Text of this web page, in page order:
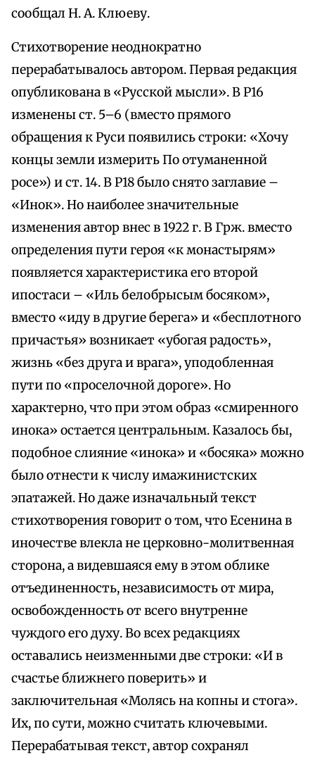
сообщал Н. А. Клюеву.
Стихотворение неоднократно
перерабатывалось автором. Первая редакция
опубликована в «Русской мысли». В Р16
изменены ст. 5–6 (вместо прямого
обращения к Руси появились строки: «Хочу
концы земли измерить По отуманенной
росе») и ст. 14. В Р18 было снято заглавие –
«Инок». Но наиболее значительные
изменения автор внес в 1922 г. В Грж. вместо
определения пути героя «к монастырям»
появляется характеристика его второй
ипостаси – «Иль белобрысым босяком»,
вместо «иду в другие берега» и «бесплотного
причастья» возникает «убогая радость»,
жизнь «без друга и врага», уподобленная
пути по «проселочной дороге». Но
характерно, что при этом образ «смиренного
инока» остается центральным. Казалось бы,
подобное слияние «инока» и «босяка» можно
было отнести к числу имажинистских
эпатажей. Но даже изначальный текст
стихотворения говорит о том, что Есенина в
иночестве влекла не церковно-молитвенная
сторона, а видевшаяся ему в этом облике
отъединенность, независимость от мира,
освобожденность от всего внутренне
чуждого его духу. Во всех редакциях
оставались неизменными две строки: «И в
счастье ближнего поверить» и
заключительная «Молясь на копны и стога».
Их, по сути, можно считать ключевыми.
Перерабатывая текст, автор сохранял